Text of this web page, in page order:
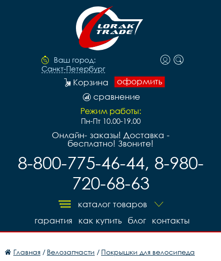
Ваш город:
Санкт-Петербург
оформить
Корзина
сравнение
Режим работы:
Пн-Пт 10.00-19.00
Онлайн- заказы! Доставка -
бесплатно! Звоните!
8-800-775-46-44, 8-980-
720-68-63
каталог товаров
контакты
блог
как купить
гарантия
Главная / Велозапчасти / Покрышки для велосипеда